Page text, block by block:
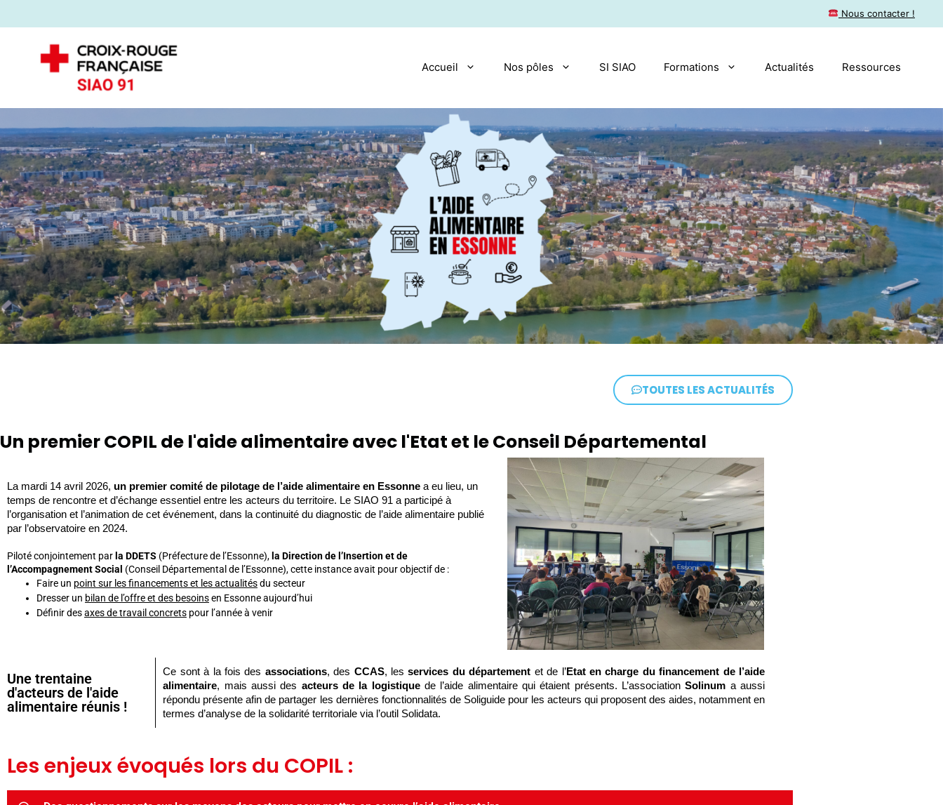
​ Nous contacter !
Accueil Nos pôles SI SIAO Formations Actualités Ressources
TOUTES LES ACTUALITÉS
Un premier COPIL de l'aide alimentaire avec l'Etat et le Conseil Départemental
La mardi 14 avril 2026, un premier comité de pilotage de l’aide alimentaire en Essonne a eu lieu, un
temps de rencontre et d’échange essentiel entre les acteurs du territoire. Le SIAO 91 a participé à
l’organisation et l’animation de cet événement, dans la continuité du diagnostic de l’aide alimentaire publié
par l’observatoire en 2024.
Piloté conjointement parla DDETS (Préfecture de l’Essonne),la Direction de l’Insertion et de
l’Accompagnement Social (Conseil Départemental de l’Essonne), cette instance avait pour objectif de :
Faire un point sur les financements et les actualitésdu secteur
Dresser un bilan de l’offre et des besoinsen Essonne aujourd’hui
Définir desaxes de travail concrets pour l’année à venir
Une trentaine
d'acteurs de l'aide
alimentaire réunis !
Ce sont à la fois des associations, des CCAS, les services du département et de l’Etat en charge du financement de l’aide
alimentaire, mais aussi des acteurs de la logistique de l’aide alimentaire qui étaient présents. L’association Solinum a aussi
répondu présente afin de partager les dernières fonctionnalités de Soliguide pour les acteurs qui proposent des aides, notamment en
termes d’analyse de la solidarité territoriale via l’outil Solidata.
Les enjeux évoqués lors du COPIL :